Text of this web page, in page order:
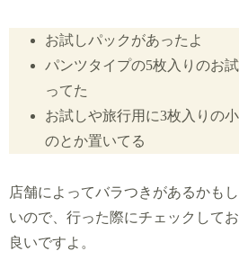
お試しパックがあったよ
パンツタイプの5枚入りのお
ってた
お試しや旅行用に3枚入りの
のとか置いてる
店舗によってバラつきがあるかも
いので、行った際にチェックして
良いですよ。